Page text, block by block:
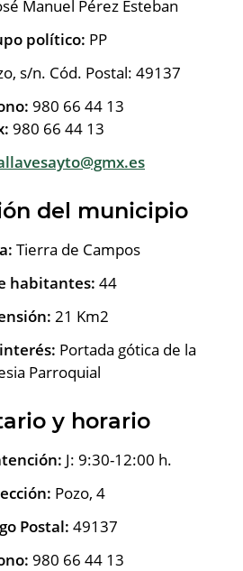
Manuel Pérez Esteban
político: PP
s/n. Cód. Postal: 49137
980 66 44 13
980 66 44 13
del municipio
Tierra de Campos
habitantes: 44
21 Km2
Portada gótica de la
Parroquial
y horario
J: 9:30-12:00 h.
Pozo, 4
Postal: 49137
980 66 44 13